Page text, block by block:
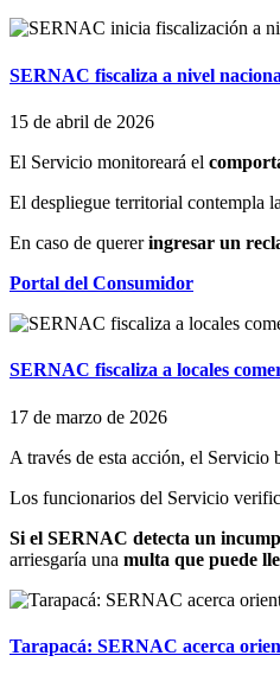
SERNAC fiscaliza a nivel
15 de abril de 2026
El Servicio monitoreará el
El despliegue territorial contempla la
En caso de quereringresar un
Portal del Consumidor
SERNAC fiscaliza a locales
17 de marzo de 2026
A través de esta acción, el Servicio
Los funcionarios del Servicio
Si el SERNAC detecta un
arriesgaría una multa que puede
Tarapacá: SERNAC acerca